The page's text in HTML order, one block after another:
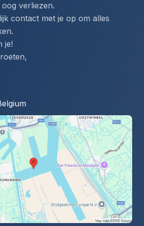
verliezen.
contact met je op om alles
je!